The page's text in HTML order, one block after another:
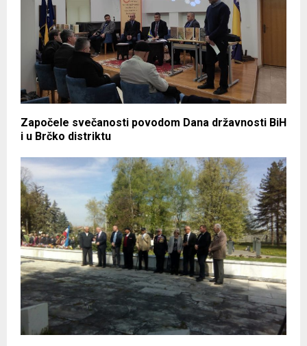
Započele svečanosti povodom Dana državnosti BiH
i u Brčko distriktu